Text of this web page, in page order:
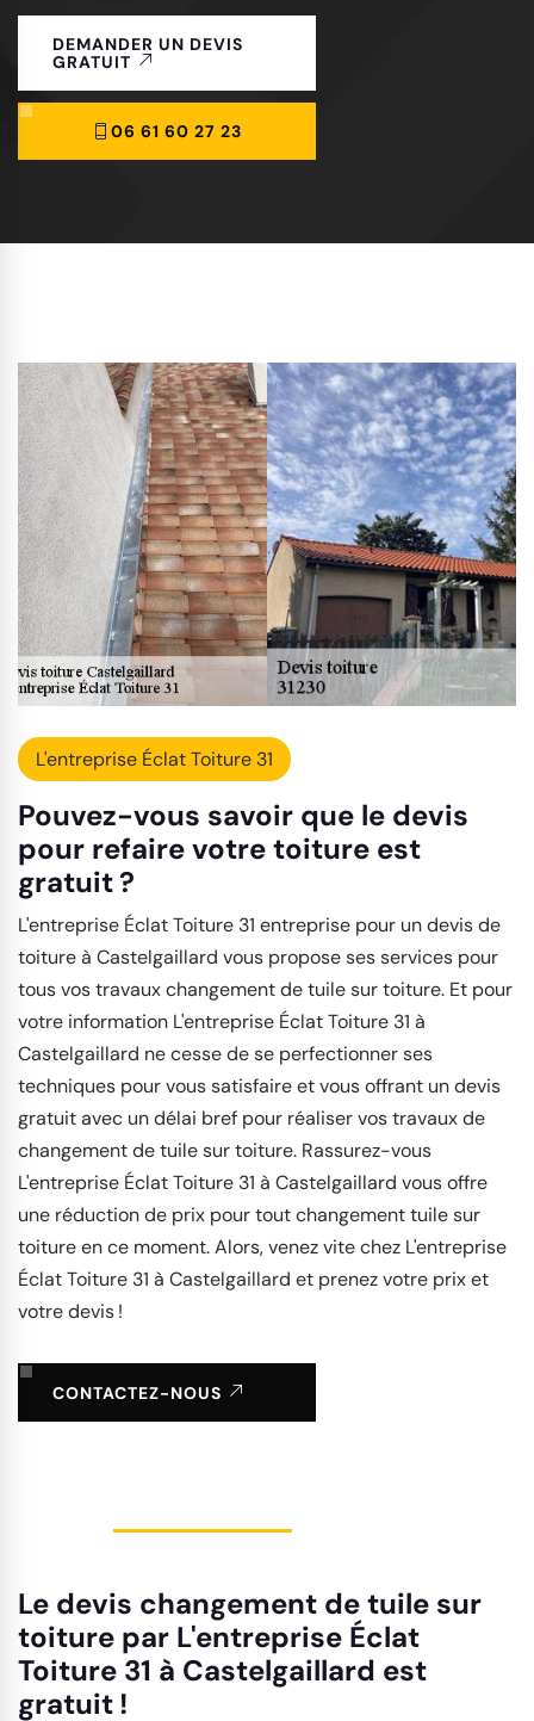
DEMANDER UN DEVIS
GRATUIT
06 61 60 27 23
L'entreprise Éclat Toiture 31
Pouvez-vous savoir que le devis
pour refaire votre toiture est
gratuit ?
L'entreprise Éclat Toiture 31 entreprise pour un devis de
toiture à Castelgaillard vous propose ses services pour
tous vos travaux changement de tuile sur toiture. Et pour
votre information L'entreprise Éclat Toiture 31 à
Castelgaillard ne cesse de se perfectionner ses
techniques pour vous satisfaire et vous offrant un devis
gratuit avec un délai bref pour réaliser vos travaux de
changement de tuile sur toiture. Rassurez-vous
L'entreprise Éclat Toiture 31 à Castelgaillard vous offre
une réduction de prix pour tout changement tuile sur
toiture en ce moment. Alors, venez vite chez L'entreprise
Éclat Toiture 31 à Castelgaillard et prenez votre prix et
votre devis !
CONTACTEZ-NOUS
Le devis changement de tuile sur
toiture par L'entreprise Éclat
Toiture 31 à Castelgaillard est
gratuit !